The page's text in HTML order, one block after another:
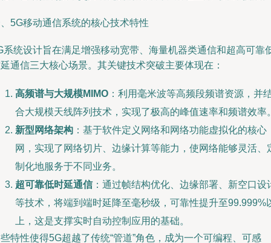
5G移动通信系统的核心技术特性
系统设计旨在满足增强移动宽带、海量机器类通信和超高可靠
通信三大核心场景。其关键技术突破主要体现在：
高频谱与大规模MIMO ：利用毫米波等高频段频谱资源，并
合大规模天线阵列技术，实现了极高的峰值速率和频谱效率
新型网络架构 ：基于软件定义网络和网络功能虚拟化的核心
网，实现了网络切片、边缘计算等能力，使网络能够灵活、
制化地服务于不同业务。
超可靠低时延通信：通过帧结构优化、边缘部署、新空口设
等技术，将端到端时延降至毫秒级，可靠性提升至99.999%
上，这是支撑实时自动控制应用的基础。
特性使得5G超越了传统“管道”角色，成为一个可编程、可感